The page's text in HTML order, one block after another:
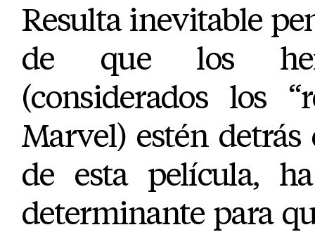
Resulta inevitable
de que los
(considerados los
Marvel) estén
de esta película,
determinante para